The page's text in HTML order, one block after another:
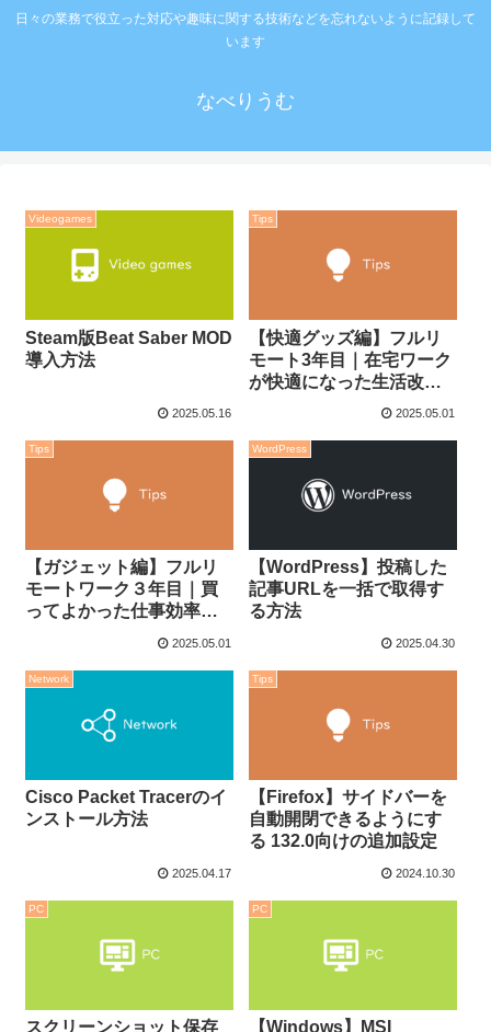
日々の業務で役立った対応や趣味に関する技術などを忘れないように記録して
います
なべりうむ
Videogames
Steam版Beat Saber MOD
導入方法
2025.05.16
Tips
【快適グッズ編】フルリ
モート3年目｜在宅ワーク
が快適になった生活改善
2025.05.01
Tips
【ガジェット編】フルリ
モートワーク３年目｜買
ってよかった仕事効率化
2025.05.01
WordPress
【WordPress】投稿した
記事URLを一括で取得す
る方法
2025.04.30
Network
Cisco Packet Tracerのイ
ンストール方法
2025.04.17
Tips
【Firefox】サイドバーを
自動開閉できるようにす
る 132.0向けの追加設定
2024.10.30
PC
スクリーンショット保存
PC
【Windows】MSI